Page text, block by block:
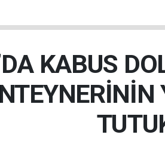
KABUS